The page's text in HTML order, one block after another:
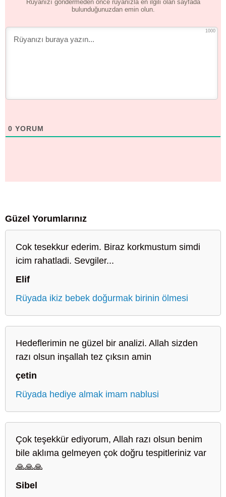
Rüyanızı göndermeden önce rüyanızla en ilgili olan sayfada
bulunduğunuzdan emin olun.
1000
0 YORUM
Güzel Yorumlarınız
Cok tesekkur ederim. Biraz korkmustum simdi
icim rahatladi. Sevgiler...
Elif
Rüyada ikiz bebek doğurmak birinin ölmesi
Hedeflerimin ne güzel bir analizi. Allah sizden
razı olsun inşallah tez çıksın amin
çetin
Rüyada hediye almak imam nablusi
Çok teşekkür ediyorum, Allah razı olsun benim
bile aklıma gelmeyen çok doğru tespitleriniz var
🙏🙏🙏
Sibel